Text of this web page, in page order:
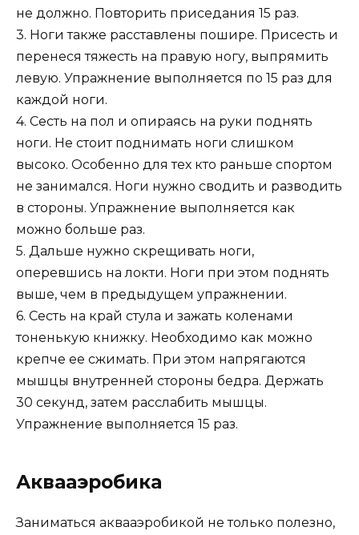
не должно. Повторить приседания 15 раз.
3. Ноги также расставлены пошире. Присесть и
перенеся тяжесть на правую ногу, выпрямить
левую. Упражнение выполняется по 15 раз для
каждой ноги.
4. Сесть на пол и опираясь на руки поднять
ноги. Не стоит поднимать ноги слишком
высоко. Особенно для тех кто раньше спортом
не занимался. Ноги нужно сводить и разводить
в стороны. Упражнение выполняется как
можно больше раз.
5. Дальше нужно скрещивать ноги,
оперевшись на локти. Ноги при этом поднять
выше, чем в предыдущем упражнении.
6. Сесть на край стула и зажать коленами
тоненькую книжку. Необходимо как можно
крепче ее сжимать. При этом напрягаются
мышцы внутренней стороны бедра. Держать
30 секунд, затем расслабить мышцы.
Упражнение выполняется 15 раз.
Аквааэробика
Заниматься аквааэробикой не только полезно,